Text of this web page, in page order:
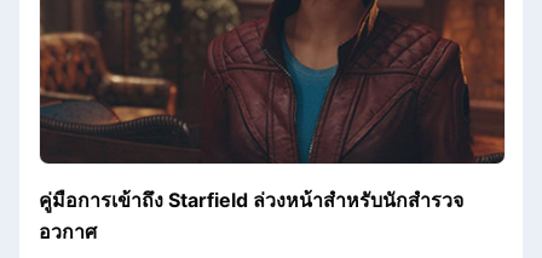
คู่มือการเข้าถึง Starfield ล่วงหน้าสำหรับนักสำรวจ
อวกาศ